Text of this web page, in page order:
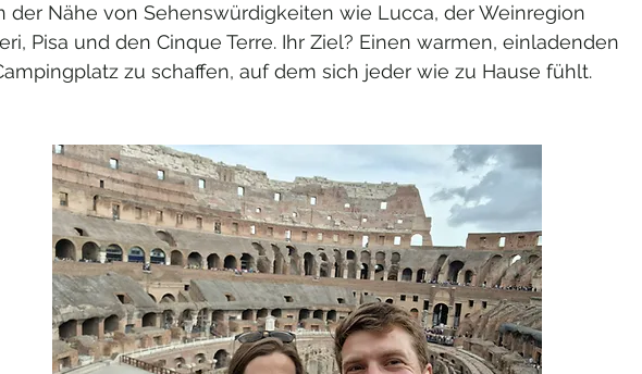
der Nähe von Sehenswürdigkeiten wie Lucca, der Weinregion
Pisa und den Cinque Terre. Ihr Ziel? Einen warmen, einladenden
zu schaffen, auf dem sich jeder wie zu Hause fühlt.